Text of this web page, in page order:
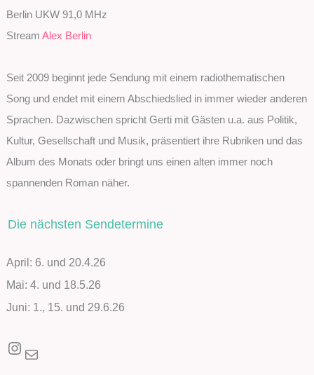
Berlin UKW 91,0 MHz
StreamAlex Berlin
Seit 2009 beginnt jede Sendung mit einem radiothematischen
Song und endet mit einem Abschiedslied in immer wieder anderen
Sprachen. Dazwischen spricht Gerti mit Gästen u.a. aus Politik,
Kultur, Gesellschaft und Musik, präsentiert ihre Rubriken und das
Album des Monats oder bringt uns einen alten immer noch
spannenden Roman näher.
Die nächsten Sendetermine
April: 6. und 20.4.26
Mai: 4. und 18.5.26
Juni: 1., 15. und 29.6.26
Instagram E-Mail